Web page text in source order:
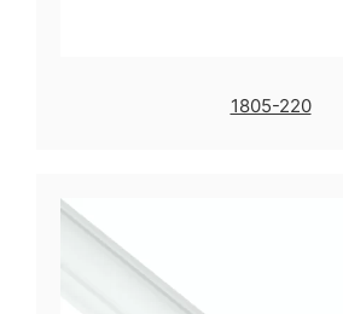
1805-220